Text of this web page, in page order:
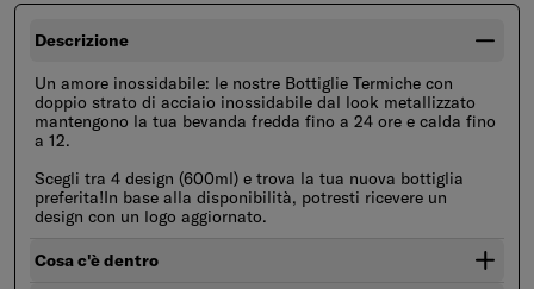
Descrizione
Un amore inossidabile: le nostre Bottiglie Termiche con
doppio strato di acciaio inossidabile dal look metallizzato
mantengono la tua bevanda fredda fino a 24 ore e calda fino
a 12.
Scegli tra 4 design (600ml) e trova la tua nuova bottiglia
preferita!In base alla disponibilità, potresti ricevere un
design con un logo aggiornato.
Cosa c'è dentro